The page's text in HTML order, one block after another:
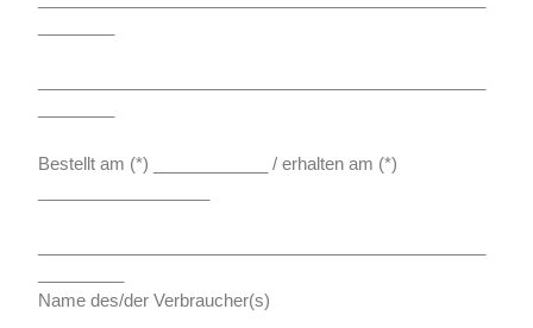
Bestellt am (*) ____________ / erhalten am (*)
Name des/der Verbraucher(s)